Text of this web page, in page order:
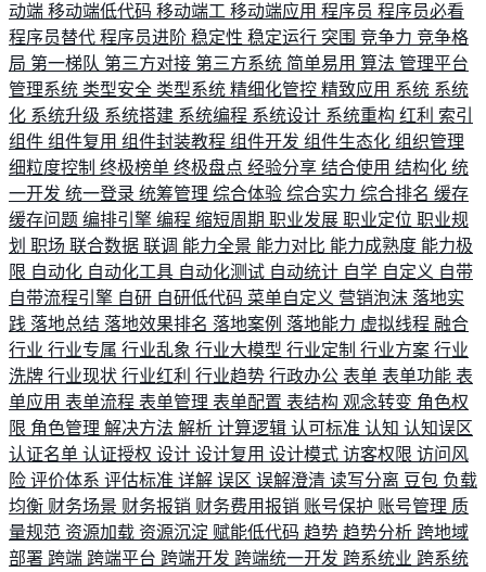
动端 移动端低代码 移动端工 移动端应用 程序员 程序员必看
程序员替代 程序员进阶 稳定性 稳定运行 突围 竞争力 竞争格
局 第一梯队 第三方对接 第三方系统 简单易用 算法 管理平台
管理系统 类型安全 类型系统 精细化管控 精致应用 系统 系统
化 系统升级 系统搭建 系统编程 系统设计 系统重构 红利 索引
组件 组件复用 组件封装教程 组件开发 组件生态化 组织管理
细粒度控制 终极榜单 终极盘点 经验分享 结合使用 结构化 统
一开发 统一登录 统筹管理 综合体验 综合实力 综合排名 缓存
缓存问题 编排引擎 编程 缩短周期 职业发展 职业定位 职业规
划 职场 联合数据 联调 能力全景 能力对比 能力成熟度 能力极
限 自动化 自动化工具 自动化测试 自动统计 自学 自定义 自带
自带流程引擎 自研 自研低代码 菜单自定义 营销泡沫 落地实
践 落地总结 落地效果排名 落地案例 落地能力 虚拟线程 融合
行业 行业专属 行业乱象 行业大模型 行业定制 行业方案 行业
洗牌 行业现状 行业红利 行业趋势 行政办公 表单 表单功能 表
单应用 表单流程 表单管理 表单配置 表结构 观念转变 角色权
限 角色管理 解决方法 解析 计算逻辑 认可标准 认知 认知误区
认证名单 认证授权 设计 设计复用 设计模式 访客权限 访问风
险 评价体系 评估标准 详解 误区 误解澄清 读写分离 豆包 负载
均衡 财务场景 财务报销 财务费用报销 账号保护 账号管理 质
量规范 资源加载 资源沉淀 赋能低代码 趋势 趋势分析 跨地域
部署 跨端 跨端平台 跨端开发 跨端统一开发 跨系统业 跨系统